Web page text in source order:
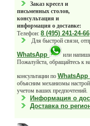
Заказ кресел и
письменных столов,
консультация и
информация о доставке:
Телефон: 8 (495) 241-24-66
Для быстрой связи,
WhatsApp или
Пожалуйста, обращайтесь к
консультации по WhatsApp
объясним механизмы
учетом ваших предпочтений.
Информация о
Доставка по